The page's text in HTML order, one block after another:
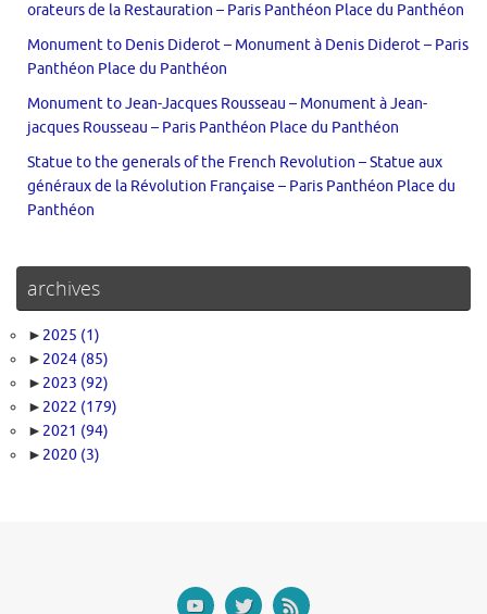
orateurs de la Restauration – Paris Panthéon Place du Panthéon
Monument to Denis Diderot – Monument à Denis Diderot – Paris
Panthéon Place du Panthéon
Monument to Jean-Jacques Rousseau – Monument à Jean-
jacques Rousseau – Paris Panthéon Place du Panthéon
Statue to the generals of the French Revolution – Statue aux
généraux de la Révolution Française – Paris Panthéon Place du
Panthéon
archives
► 2025 (1)
► 2024 (85)
► 2023 (92)
► 2022 (179)
► 2021 (94)
► 2020 (3)